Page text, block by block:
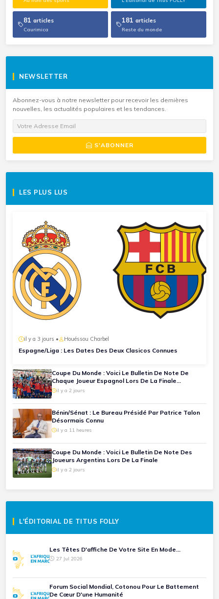
81 articles
Caurimica
181 articles
Reste du monde
NEWSLETTER
Abonnez-vous à notre newsletter pour recevoir les dernières
nouvelles, les actualités populaires et les tendances.
S'ABONNER
LES PLUS LUS
il y a 3 jours • Houéssou Charbel
Espagne/Liga : Les Dates Des Deux Clasicos Connues
Coupe Du Monde : Voici Le Bulletin De Note De
Chaque Joueur Espagnol Lors De La Finale
Espagne-Argentine
il y a 2 jours
Bénin/Sénat : Le Bureau Présidé Par Patrice Talon
Désormais Connu
il y a 11 heures
Coupe Du Monde : Voici Le Bulletin De Note Des
Joueurs Argentins Lors De La Finale
il y a 2 jours
L'ÉDITORIAL DE TITUS FOLLY
Les Têtes D'affiche De Votre Site En Mode...
27 Jul 2026
Forum Social Mondial, Cotonou Pour Le Battement
De Cœur D'une Humanité